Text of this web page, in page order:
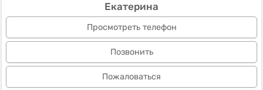
Екатерина
Просмотреть телефон
Позвонить
Пожаловаться